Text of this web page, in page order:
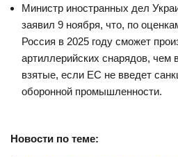
Министр иностранных дел
заявил 9 ноября, что, по
Россия в 2025 году сможет
артиллерийских снарядов, чем
взятые, если ЕС не введет
оборонной промышленности.
Новости по теме: